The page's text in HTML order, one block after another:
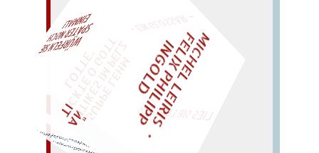
„
S
U
P
P
E
L
E
H
M
A
N
T
I
K
E
S
I
M
P
E
L
ZT
I
C
K
T
E
O
G
O
T
TL
O
T
T
E
M
I
C
H
E
L
L
E
I
R
I
S
・
F
E
L
I
X
P
H
I
L
I
P
P
I
N
G
O
L
D LIES SIR LEIRIS LEIS
AL!